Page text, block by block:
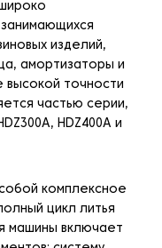
занимающихся
изделий,
амортизаторы и
точности
частью серии,
HDZ400A и
комплексное
цикл литья
машины включает